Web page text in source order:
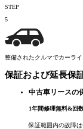
STEP
5
整備されたクルマでカーラ
保証および延長保
中古車リースの
1年間修理無料&回
保証範囲内の故障